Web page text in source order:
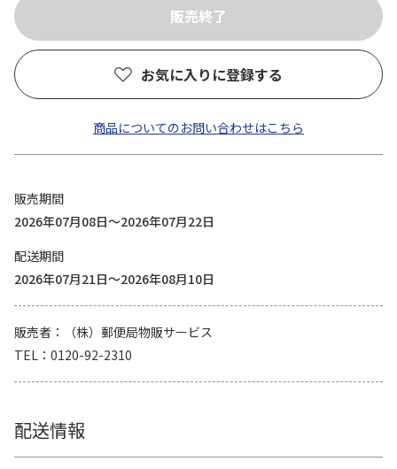
お気に入りに登録する
商品についてのお問い合わせはこちら
販売期間
2026年07月08日～2026年07月22日
配送期間
2026年07月21日～2026年08月10日
販売者
（株）郵便局物販サービス
TEL
0120-92-2310
配送情報